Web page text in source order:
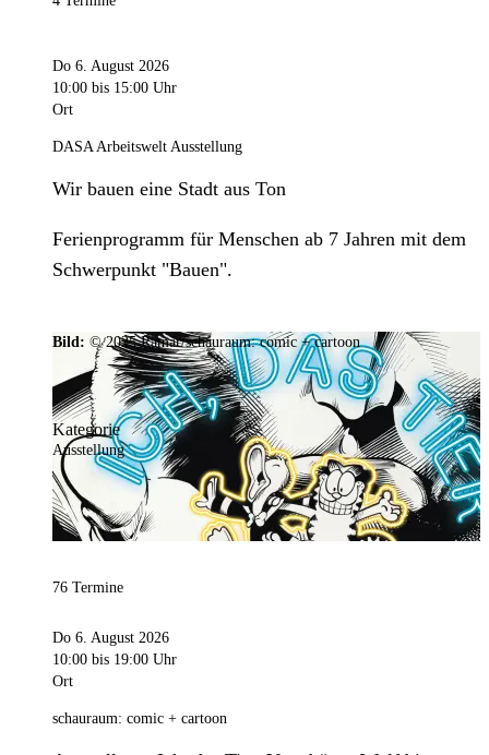
Do 6. August 2026
10:00 bis 15:00 Uhr
Ort
DASA Arbeitswelt Ausstellung
Wir bauen eine Stadt aus Ton
Ferienprogramm für Menschen ab 7 Jahren mit dem
Schwerpunkt "Bauen".
Bild: © 2025 Ramar/schauraum: comic + cartoon
Kategorie
Ausstellung
76 Termine
Do 6. August 2026
10:00 bis 19:00 Uhr
Ort
schauraum: comic + cartoon